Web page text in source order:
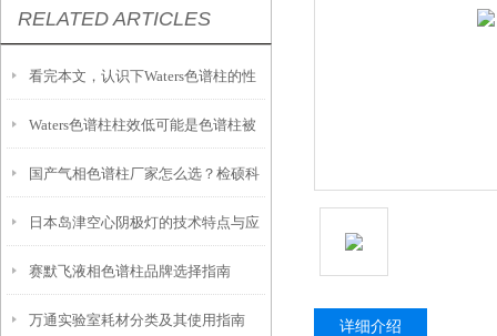
RELATED ARTICLES
看完本文，认识下Waters色谱柱的性
能特点
Waters色谱柱柱效低可能是色谱柱被
污染、过滤片部分堵塞、色谱柱内的
死体积造成
国产气相色谱柱厂家怎么选？检硕科
学性价比高 + 售后*指南
日本岛津空心阴极灯的技术特点与应
用
赛默飞液相色谱柱品牌选择指南
万通实验室耗材分类及其使用指南 详细介绍